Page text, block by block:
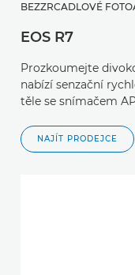
BEZZRCADLOVÉ
EOS R7
Prozkoumejte
nabízí senzační
těle se snímačem
NAJÍT PRODEJCE